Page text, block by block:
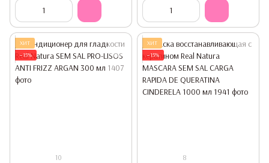
ХИТ
−15%
10
ХИТ
−15%
8